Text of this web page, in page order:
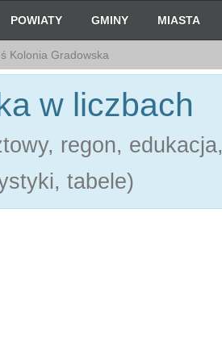
POWIATY GMINY MIASTA
Kolonia Gradowska
w liczbach
regon, edukacja,
tabele)